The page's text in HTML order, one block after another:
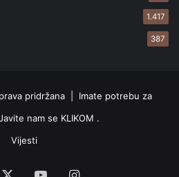
1.417
387
pridržana | Imate potrebu za
nam se KLIKOM .
Vijesti
YouTubeInstagram